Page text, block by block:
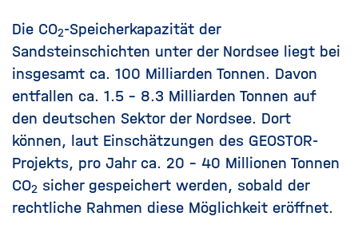
Die CO2-Speicherkapazität der
Sandsteinschichten unter der Nordsee liegt bei
insgesamt ca. 100 Milliarden Tonnen. Davon
entfallen ca. 1.5 - 8.3 Milliarden Tonnen auf
den deutschen Sektor der Nordsee. Dort
können, laut Einschätzungen des GEOSTOR-
Projekts, pro Jahr ca. 20 - 40 Millionen Tonnen
CO2 sicher gespeichert werden, sobald der
rechtliche Rahmen diese Möglichkeit eröffnet.